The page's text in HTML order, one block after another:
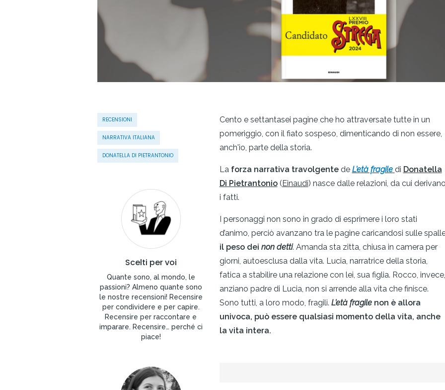
RECENSIONI
NARRATIVA ITALIANA
DONATELLA DI PIETRANTONIO
Scelti per voi
Quante sono, al mondo, le
passioni? Almeno quante sono
le nostre recensioni! Recensire
per condividere e per capire.
Recensire per raccontare e
imparare. Recensire… perché ci
piace!
Cento e settantasei pagine che ho attraversate tutte in un
pomeriggio, con il fiato sospeso, dimenticando di non essere,
anch'io, parte della storia.
Laforza narrativa travolgentede L’età fragile di Donatella
Di Pietrantonio(Einaudi) nasce dalle relazioni, da cui
i fatti.
I personaggi non sono in grado di esprimere i loro stati
d’animo, perciò avanzano tra le pagine caricandosi sulle
il peso dei non detti. Amanda sta zitta, chiusa in camera per
giorni, autoesclusa dalla vita. Lucia, narratrice della storia,
fatica a stabilire una relazione con lei, sua figlia. Rocco, invece,
anziano padre di Lucia, non si arrende alla vita che finisce.
Sono tutti, a loro modo, fragili. L’età fragilenon è allora
univoca, può essere qualsiasi momento della vita, anche
la vita intera.